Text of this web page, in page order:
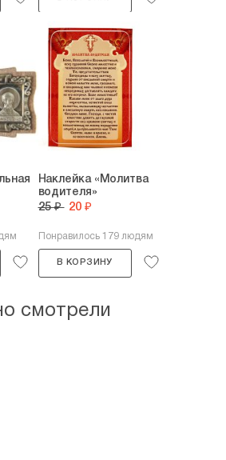
Наклейка «Молитва
водителя»
25 ₽ 20 ₽
Понравилось 179 людям
В КОРЗИНУ
смотрели